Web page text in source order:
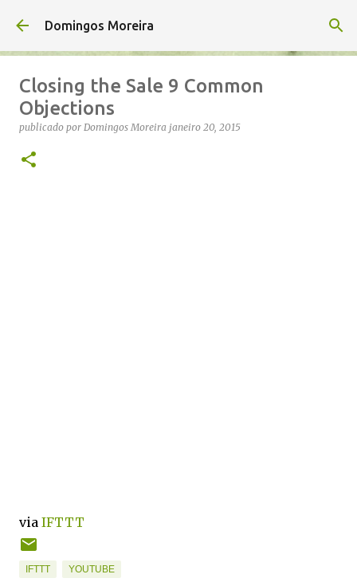
Avançar para o conteúdo principal
Domingos Moreira
Closing the Sale 9 Common
Objections
publicado por Domingos Moreira janeiro 20, 2015
via IFTTT
IFTTT YOUTUBE